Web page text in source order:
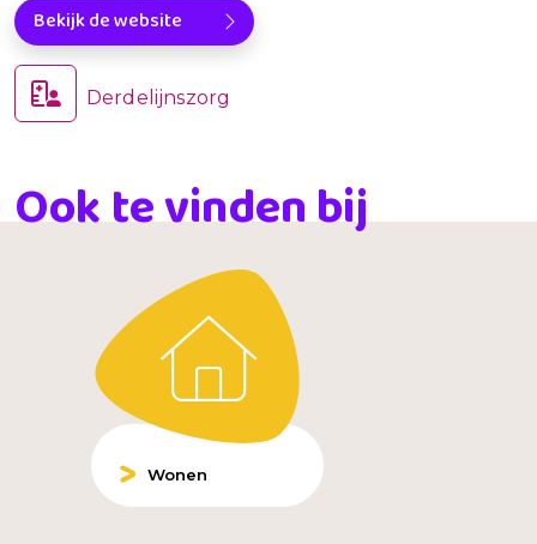
Bekijk de website
Derdelijnszorg
Ook te vinden bij
Wonen